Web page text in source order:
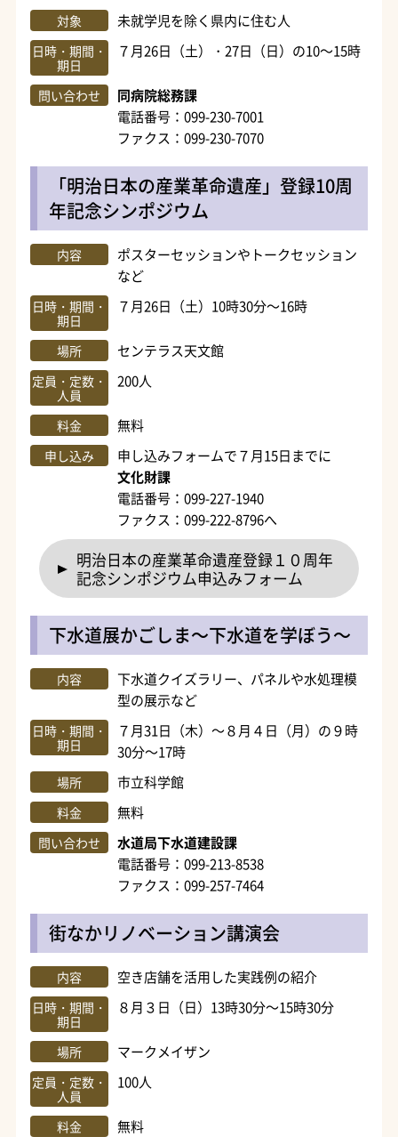
対象 未就学児を除く県内に住む人
日時・期間・
期日
７月26日（土）・27日（日）の10～15時
問い合わせ
同病院総務課
電話番号：099-230-7001
ファクス：099-230-7070
「明治日本の産業革命遺産」登録10周
年記念シンポジウム
内容
ポスターセッションやトークセッション
など
日時・期間・
期日
７月26日（土）10時30分～16時
場所 センテラス天文館
定員・定数・
人員
200人
料金 無料
申し込み
申し込みフォームで７月15日までに
文化財課
電話番号：099-227-1940
ファクス：099-222-8796へ
明治日本の産業革命遺産登録１０周年
記念シンポジウム申込みフォーム
下水道展かごしま～下水道を学ぼう～
内容
下水道クイズラリー、パネルや水処理模
型の展示など
日時・期間・
期日
７月31日（木）～８月４日（月）の９時
30分～17時
場所 市立科学館
料金 無料
問い合わせ
水道局下水道建設課
電話番号：099-213-8538
ファクス：099-257-7464
街なかリノベーション講演会
内容 空き店舗を活用した実践例の紹介
日時・期間・
期日
８月３日（日）13時30分～15時30分
場所 マークメイザン
定員・定数・
人員
100人
料金 無料